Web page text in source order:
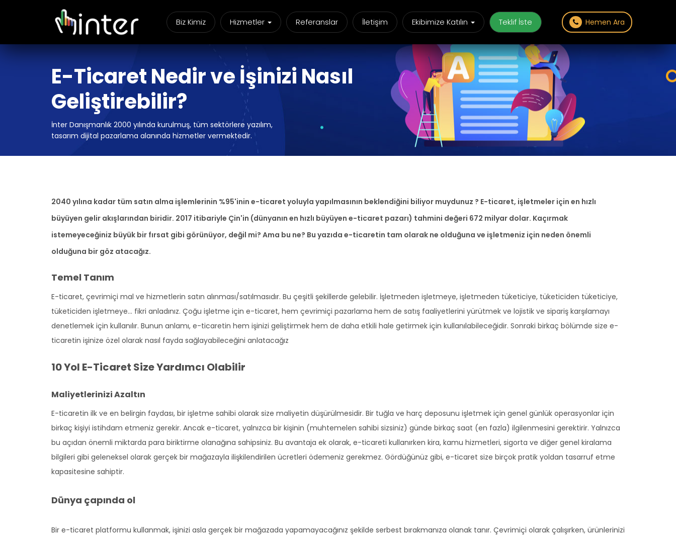
Biz Kimiz Hizmetler Referanslar İletişim Ekibimize Katılın Teklif İste Hemen Ara
E-Ticaret Nedir ve İşinizi Nasıl
Geliştirebilir?
İnter Danışmanlık 2000 yılında kurulmuş, tüm sektörlere yazılım,
tasarım dijital pazarlama alanında hizmetler vermektedir.
2040 yılına kadar tüm satın alma işlemlerinin %95'inin e-ticaret yoluyla yapılmasının beklendiğini biliyor muydunuz ? E-ticaret, işletmeler için en hızlı
büyüyen gelir akışlarından biridir. 2017 itibariyle Çin'in (dünyanın en hızlı büyüyen e-ticaret pazarı) tahmini değeri 672 milyar dolar. Kaçırmak
istemeyeceğiniz büyük bir fırsat gibi görünüyor, değil mi? Ama bu ne? Bu yazıda e-ticaretin tam olarak ne olduğuna ve işletmeniz için neden önemli
olduğuna bir göz atacağız.
Temel Tanım
E-ticaret, çevrimiçi mal ve hizmetlerin satın alınması/satılmasıdır. Bu çeşitli şekillerde gelebilir. İşletmeden işletmeye, işletmeden tüketiciye, tüketiciden tüketiciye,
tüketiciden işletmeye… fikri anladınız. Çoğu işletme için e-ticaret, hem çevrimiçi pazarlama hem de satış faaliyetlerini yürütmek ve lojistik ve sipariş karşılamayı
denetlemek için kullanılır. Bunun anlamı, e-ticaretin hem işinizi geliştirmek hem de daha etkili hale getirmek için kullanılabileceğidir. Sonraki birkaç bölümde size e-
ticaretin işinize özel olarak nasıl fayda sağlayabileceğini anlatacağız
10 Yol E-Ticaret Size Yardımcı Olabilir
Maliyetlerinizi Azaltın
E-ticaretin ilk ve en belirgin faydası, bir işletme sahibi olarak size maliyetin düşürülmesidir. Bir tuğla ve harç deposunu işletmek için genel günlük operasyonlar için
birkaç kişiyi istihdam etmeniz gerekir. Ancak e-ticaret, yalnızca bir kişinin (muhtemelen sahibi sizsiniz) günde birkaç saat (en fazla) ilgilenmesini gerektirir. Yalnızca
bu açıdan önemli miktarda para biriktirme olanağına sahipsiniz. Bu avantaja ek olarak, e-ticareti kullanırken kira, kamu hizmetleri, sigorta ve diğer genel kiralama
bilgileri gibi geleneksel olarak gerçek bir mağazayla ilişkilendirilen ücretleri ödemeniz gerekmez. Gördüğünüz gibi, e-ticaret size birçok pratik yoldan tasarruf etme
kapasitesine sahiptir.
Dünya çapında ol
Bir e-ticaret platformu kullanmak, işinizi asla gerçek bir mağazada yapamayacağınız şekilde serbest bırakmanıza olanak tanır. Çevrimiçi olarak çalışırken, ürünlerinizi